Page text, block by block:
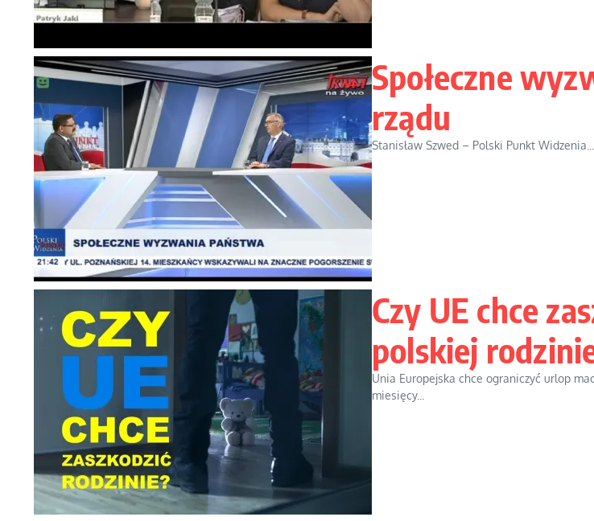
Społeczne
rządu
Stanisław Szwed – Polski Punkt Widzenia...
Czy UE chce
polskiej
Unia Europejska chce ograniczyć urlop
miesięcy...